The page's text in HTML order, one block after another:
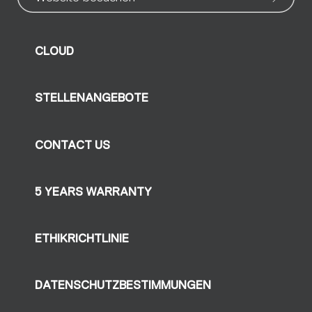
CLOUD
STELLENANGEBOTE
CONTACT US
5 YEARS WARRANTY
ETHIKRICHTLINIE
DATENSCHUTZBESTIMMUNGEN